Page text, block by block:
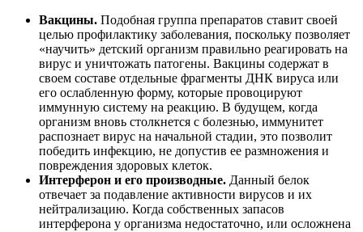
Вакцины. Подобная группа препаратов ставит своей
целью профилактику заболевания, поскольку позволяет
«научить» детский организм правильно реагировать на
вирус и уничтожать патогены. Вакцины содержат в
своем составе отдельные фрагменты ДНК вируса или
его ослабленную форму, которые провоцируют
иммунную систему на реакцию. В будущем, когда
организм вновь столкнется с болезнью, иммунитет
распознает вирус на начальной стадии, это позволит
победить инфекцию, не допустив ее размножения и
повреждения здоровых клеток.
Интерферон и его производные. Данный белок
отвечает за подавление активности вирусов и их
нейтрализацию. Когда собственных запасов
интерферона у организма недостаточно, или осложнена